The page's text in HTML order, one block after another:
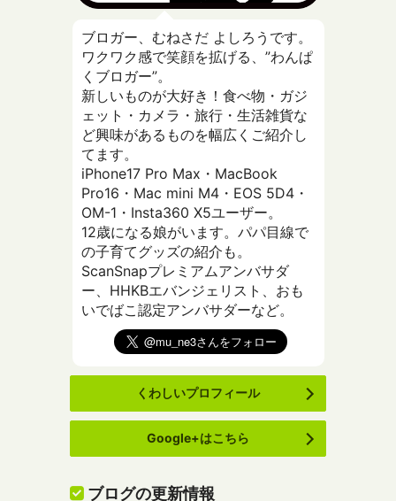
ブロガー、むねさだ よしろうです。
ワクワク感で笑顔を拡げる、”わんぱ
くブロガー”。
新しいものが大好き！食べ物・ガジ
ェット・カメラ・旅行・生活雑貨な
ど興味があるものを幅広くご紹介し
てます。
iPhone17 Pro Max・MacBook
Pro16・Mac mini M4・EOS 5D4・
OM-1・Insta360 X5ユーザー。
12歳になる娘がいます。パパ目線で
の子育てグッズの紹介も。
ScanSnapプレミアムアンバサダ
ー、HHKBエバンジェリスト、おも
いでばこ認定アンバサダーなど。
くわしいプロフィール
Google+はこちら
ブログの更新情報